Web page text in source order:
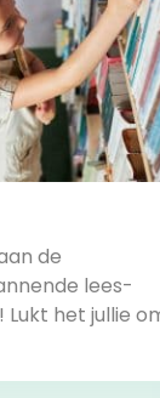
de
lees-
het jullie